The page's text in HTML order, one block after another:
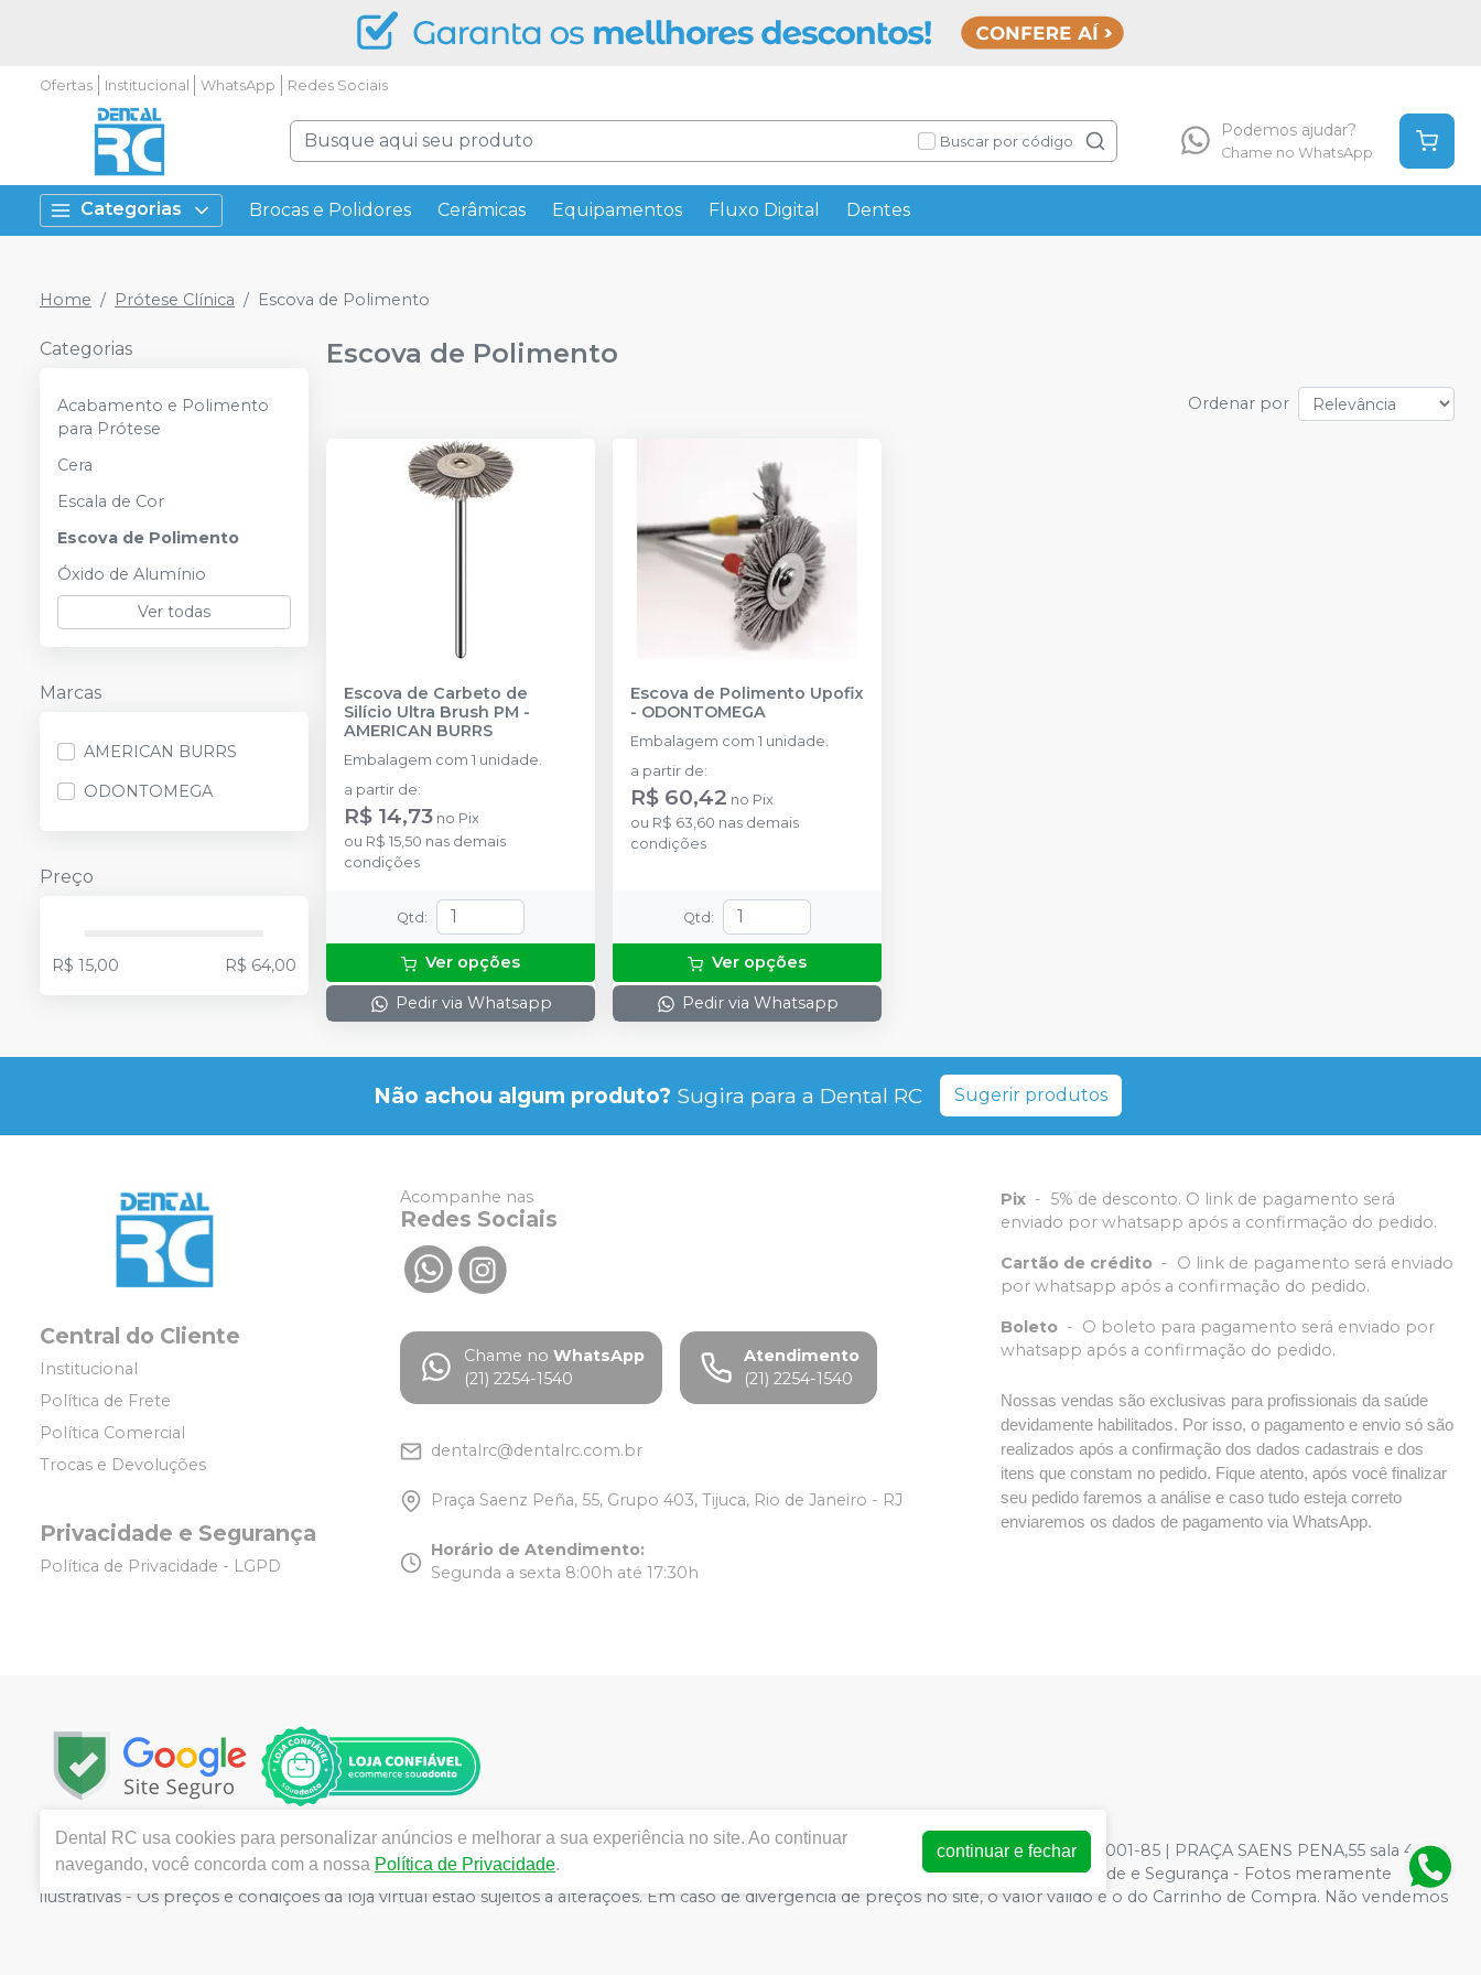
Ofertas Institucional WhatsApp Redes Sociais
Buscar por código
Podemos ajudar?
Chame no WhatsApp
Categorias Brocas e Polidores Cerâmicas Equipamentos Fluxo Digital Dentes
Home Prótese Clínica Escova de Polimento
Categorias
Acabamento e Polimento
para Prótese
Cera
Escala de Cor
Escova de Polimento
Óxido de Alumínio
Ver todas
Marcas
AMERICAN BURRS
ODONTOMEGA
Preço
R$ 15,00 R$ 64,00
Escova de Polimento
Ordenar por
Escova de Carbeto de
Silício Ultra Brush PM -
AMERICAN BURRS
Embalagem com 1 unidade.
a partir de:
R$ 14,73 no Pix
ou R$ 15,50 nas demais
condições
Qtd:
Ver opções
Pedir via Whatsapp
Escova de Polimento Upofix
- ODONTOMEGA
Embalagem com 1 unidade.
a partir de:
R$ 60,42 no Pix
ou R$ 63,60 nas demais
condições
Qtd:
Ver opções
Pedir via Whatsapp
Não achou algum produto? Sugira para a Dental RC Sugerir produtos
Central do Cliente
Institucional
Política de Frete
Política Comercial
Trocas e Devoluções
Privacidade e Segurança
Política de Privacidade - LGPD
Acompanhe nas
Redes Sociais
Chame no WhatsApp
(21) 2254-1540
Atendimento
(21) 2254-1540
dentalrc@dentalrc.com.br
Praça Saenz Peña, 55, Grupo 403, Tijuca, Rio de Janeiro - RJ
Horário de Atendimento:
Segunda a sexta 8:00h até 17:30h
Pix - 5% de desconto. O link de pagamento será
enviado por whatsapp após a confirmação do pedido.
Cartão de crédito - O link de pagamento será enviado
por whatsapp após a confirmação do pedido.
Boleto - O boleto para pagamento será enviado por
whatsapp após a confirmação do pedido.
Nossas vendas são exclusivas para profissionais da saúde
devidamente habilitados. Por isso, o pagamento e envio só são
realizados após a confirmação dos dados cadastrais e dos
itens que constam no pedido. Fique atento, após você finalizar
seu pedido faremos a análise e caso tudo esteja correto
enviaremos os dados de pagamento via WhatsApp.
Copyright © 2025 | Todos os direitos reservados | www.dentalrc.com.br | RC MATERIAL ODONTOLOGICO LTDA | CNPJ: 73.966.590/0001-85 | PRAÇA SAENS PENA,55 sala 403 -
Tijuca - Rio de Janeiro - RJ | Responsável técnico: RAFAELLA MARQUES IGREJA DOS SANTOS CRO/RJ nº 55115 | Política de Privacidade e Segurança - Fotos meramente
ilustrativas - Os preços e condições da loja virtual estão sujeitos a alterações. Em caso de divergência de preços no site, o valor válido é o do Carrinho de Compra. Não vendemos
Dental RC usa cookies para personalizar anúncios e melhorar a sua experiência no site. Ao continuar
navegando, você concorda com a nossa Política de Privacidade.
continuar e fechar